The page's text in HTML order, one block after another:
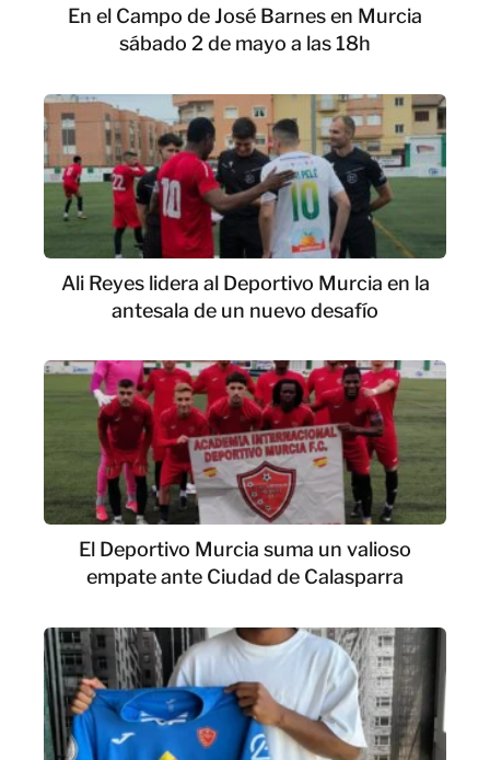
En el Campo de José Barnes en Murcia
sábado 2 de mayo a las 18h
Ali Reyes lidera al Deportivo Murcia en la
antesala de un nuevo desafío
El Deportivo Murcia suma un valioso
empate ante Ciudad de Calasparra